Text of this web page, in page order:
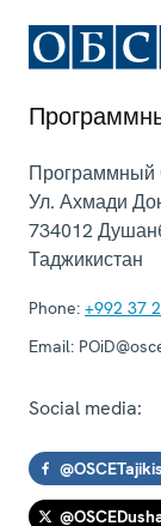
Ул. Ахмади
734012
Таджикистан
Phone: +992 37
Email:
Social media: